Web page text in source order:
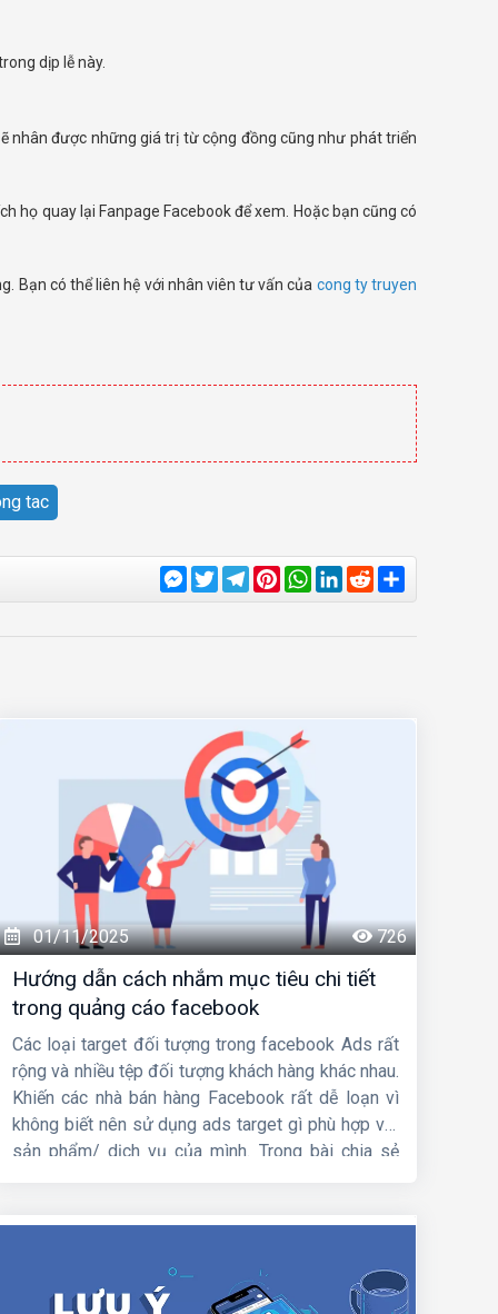
dịp lễ này.
nhân được những giá trị từ cộng đồng cũng như phát triển
họ quay lại Fanpage Facebook để xem. Hoặc bạn cũng có
Bạn có thể liên hệ với nhân viên tư vấn của cong ty truyen
tac
Messenger
TwitterTelegram
Pinterest
WhatsApp
LinkedIn
Reddit
01/11/2025 726
Hướng dẫn cách nhắm mục tiêu chi tiết
trong quảng cáo facebook
Các loại target đối tượng trong facebook Ads rất
rộng và nhiều tệp đối tượng khách hàng khác nhau.
Khiến các nhà bán hàng Facebook rất dễ loạn vì
không biết nên sử dụng ads target gì phù hợp với
sản phẩm/ dịch vụ của mình. Trong bài chia sẻ
cùng theo dõi nhá.